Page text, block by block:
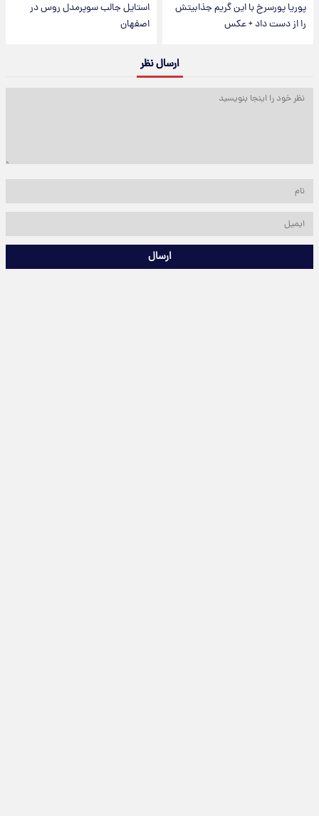
پوریا پورسرخ با این گریم جذابیتش
را از دست داد + عکس
استایل جالب سوپرمدل روس در
اصفهان
ارسال نظر
ارسال